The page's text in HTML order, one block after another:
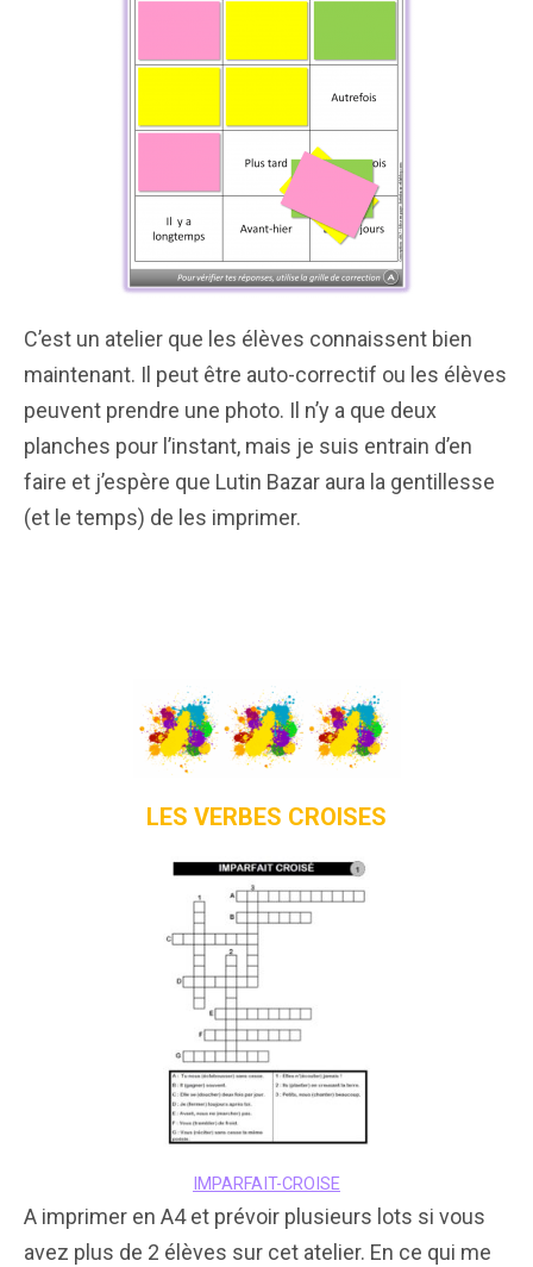
C’est un atelier que les élèves connaissent bien
maintenant. Il peut être auto-correctif ou les élèves
peuvent prendre une photo. Il n’y a que deux
planches pour l’instant, mais je suis entrain d’en
faire et j’espère que Lutin Bazar aura la gentillesse
(et le temps) de les imprimer.
LES VERBES CROISES
IMPARFAIT-CROISE
A imprimer en A4 et prévoir plusieurs lots si vous
avez plus de 2 élèves sur cet atelier. En ce qui me